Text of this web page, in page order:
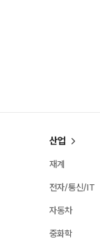
산업
재계
전자/통신/IT
자동차
중화학